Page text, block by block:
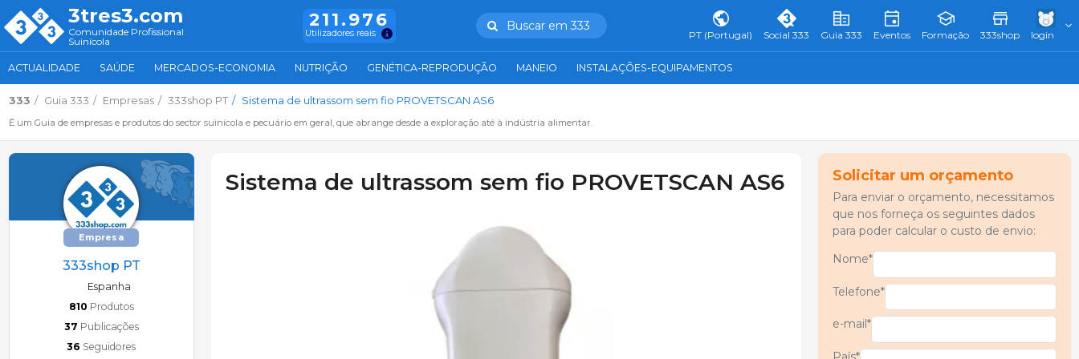
3tres3.com
Comunidade Profissional
Suinícola
211.976
Utilizadores reais
Buscar em 333
PT (Portugal) Social 333 Guia 333 Eventos Formação 333shop login
ACTUALIDADE SAÚDE MERCADOS-ECONOMIA NUTRIÇÃO GENÉTICA-REPRODUÇÃO MANEIO INSTALAÇÕES-EQUIPAMENTOS
333 Guia 333 Empresas 333shop PT Sistema de ultrassom sem fio PROVETSCAN AS6
É um Guia de empresas e produtos do sector suinícola e pecuário em geral, que abrange desde a exploração até à indústria alimentar.
Empresa
333shop PT
Espanha
810 Produtos
37 Publicações
36 Seguidores
Sistema de ultrassom sem fio PROVETSCAN AS6 Solicitar um orçamento
Para enviar o orçamento, necessitamos
que nos forneça os seguintes dados
para poder calcular o custo de envio:
Nome*
Telefone*
e-mail*